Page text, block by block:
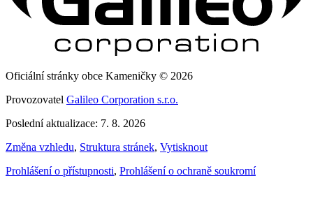
Oficiální stránky obce Kameničky © 2026
Provozovatel Galileo Corporation s.r.o.
Poslední aktualizace: 7. 8. 2026
Změna vzhledu, Struktura stránek, Vytisknout
Prohlášení o přístupnosti, Prohlášení o ochraně soukromí